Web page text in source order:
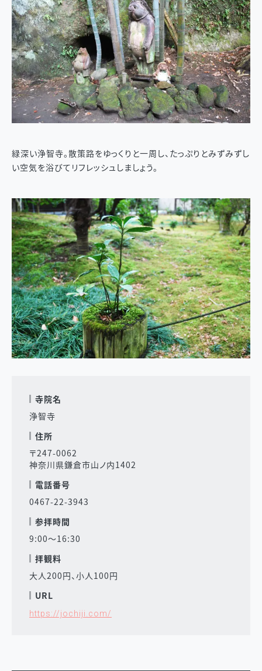
緑深い浄智寺。散策路をゆっくりと一周し、たっぷりとみずみずし
い空気を浴びてリフレッシュしましょう。
寺院名
浄智寺
住所
〒247-0062
神奈川県鎌倉市山ノ内1402
電話番号
0467-22-3943
参拝時間
9:00～16:30
拝観料
大人200円、小人100円
URL
https://jochiji.com/